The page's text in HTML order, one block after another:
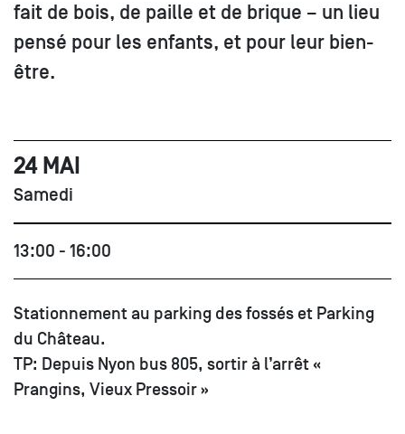
fait de bois, de paille et de brique – un lieu
pensé pour les enfants, et pour leur bien-
être.
24 MAI
Samedi
13:00 - 16:00
Stationnement au parking des fossés et Parking
du Château.
TP: Depuis Nyon bus 805, sortir à l’arrêt «
Prangins, Vieux Pressoir »